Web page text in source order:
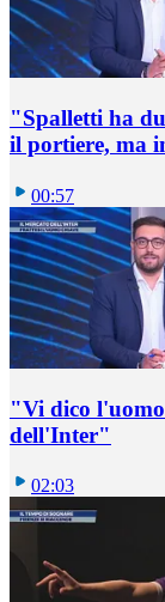
"Spalletti ha
il portiere, ma
00:57
"Vi dico l'uomo
dell'Inter"
02:03